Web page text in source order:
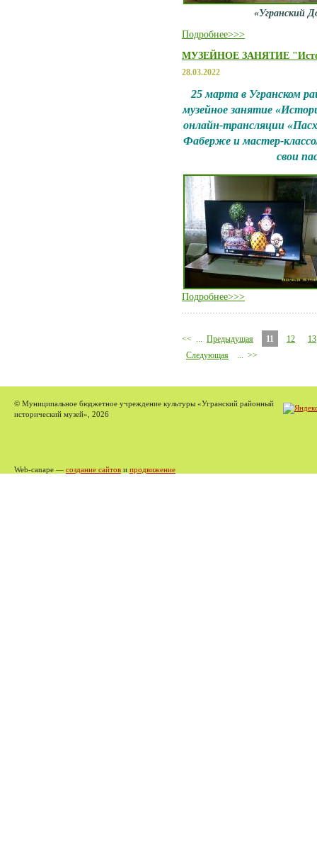
«Угранский
Подробнее>>>
МУЗЕЙНОЕ ЗАНЯТИЕ
28.03.2022
25 марта в Угранском
музейное занятие
онлайн-трансляции
Фаберже и мастер-
свои
Подробнее>>>
<< Предыдущая 11 12
13
Следующая
... >>
© Муниципальное бюджетное учреждение культуры «Угранский районный
исторический музей», 2026
Web-canape — создание сайтов и продвижение